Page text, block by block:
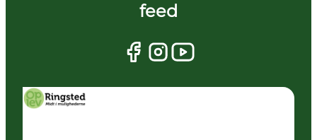
feed